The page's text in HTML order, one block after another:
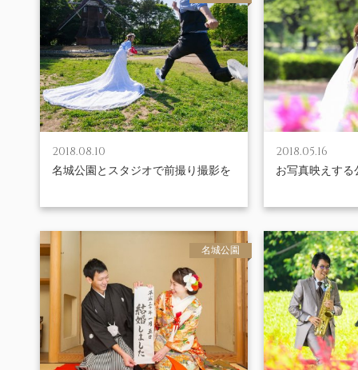
2018.08.10
名城公園とスタジオで前撮り撮影を
2018.05.16
お写真映えする
名城公園